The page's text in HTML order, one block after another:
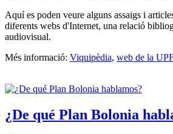
Aquí es poden veure alguns assaigs i
diferents webs d'Internet, una relació
audiovisual.
Més informació: Viquipèdia, web de la UPF
¿De qué Plan Bolonia